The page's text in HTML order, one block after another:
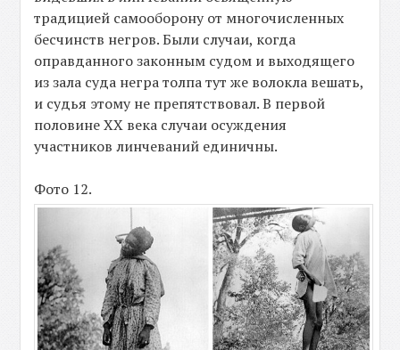
традицией самооборону от многочисленных
бесчинств негров. Были случаи, когда
оправданного законным судом и выходящего
из зала суда негра толпа тут же волокла вешать,
и судья этому не препятствовал. В первой
половине XX века случаи осуждения
участников линчеваний единичны.
Фото 12.